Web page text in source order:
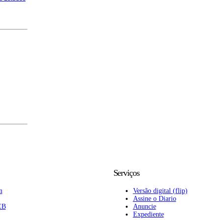
Serviços
Versão digital (flip)
Assine o Diario
Anuncie
Expediente